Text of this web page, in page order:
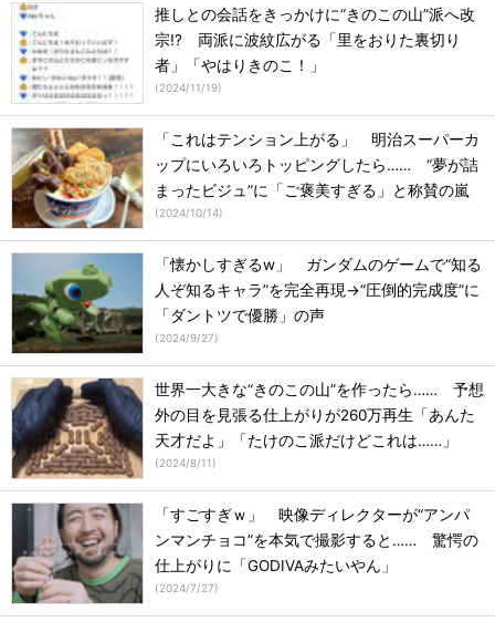
推しとの会話をきっかけに“きのこの山”派へ改
宗!? 両派に波紋広がる「里をおりた裏切り
者」「やはりきのこ！」
(2024/11/19)
「これはテンション上がる」 明治スーパーカ
ップにいろいろトッピングしたら…… “夢が詰
まったビジュ”に「ご褒美すぎる」と称賛の嵐
(2024/10/14)
「懐かしすぎるw」 ガンダムのゲームで“知る
人ぞ知るキャラ”を完全再現→“圧倒的完成度”に
「ダントツで優勝」の声
(2024/9/27)
世界一大きな“きのこの山”を作ったら…… 予想
外の目を見張る仕上がりが260万再生「あんた
天才だよ」「たけのこ派だけどこれは……」
(2024/8/11)
「すごすぎｗ」 映像ディレクターが“アンパ
ンマンチョコ”を本気で撮影すると…… 驚愕の
仕上がりに「GODIVAみたいやん」
(2024/7/27)